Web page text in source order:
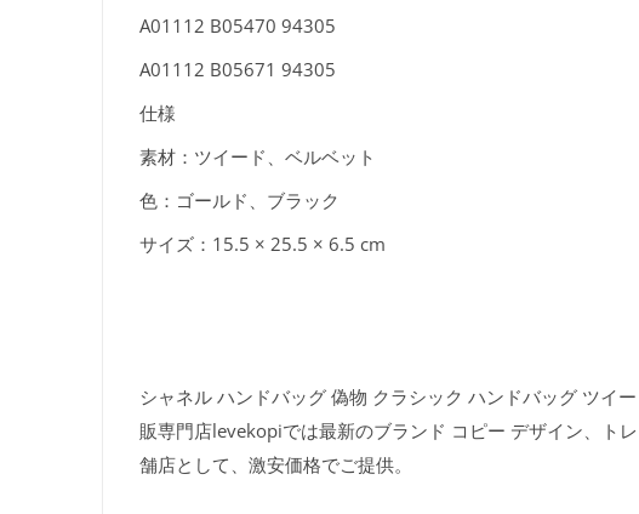
A01112 B05470 94305
A01112 B05671 94305
仕様
素材：ツイード、ベルベット
色：ゴールド、ブラック
サイズ：15.5 × 25.5 × 6.5 cm
シャネル ハンドバッグ 偽物 クラシック ハンドバッグ ツイ
販専門店levekopiでは最新のブランド コピー デザイン、ト
舗店として、激安価格でご提供。